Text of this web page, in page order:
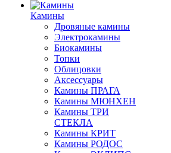
Камины
Дровяные камины
Электрокамины
Биокамины
Топки
Облицовки
Аксессуары
Камины ПРАГА
Камины МЮНХЕН
Камины ТРИ
СТЕКЛА
Камины КРИТ
Камины РОДОС